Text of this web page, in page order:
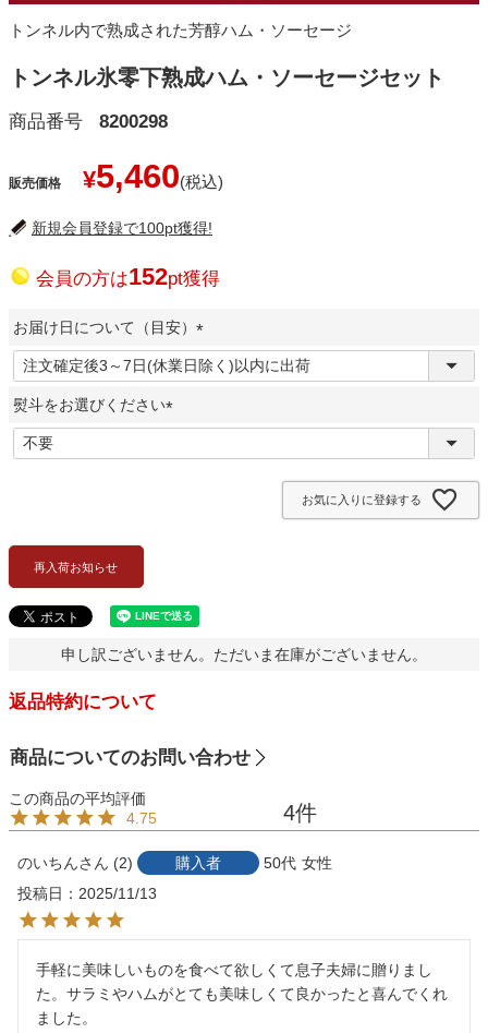
トンネル内で熟成された芳醇ハム・ソーセージ
トンネル氷零下熟成ハム・ソーセージセット
商品番号 8200298
販売価格 ¥5,460
新規会員登録で100pt獲得!
会員の方は152pt獲得
お届け日について（目安）
(
必
)
熨斗をお選びください
必
お気に入りに登録する
再入荷お知らせ
申し訳ございません。ただいま在庫がございません。
返品特約について
商品についてのお問い合わせ
4.75 4
のいちん 2 購入者 50代 女性
投稿日
2025/11/13
手軽に美味しいものを食べて欲しくて息子夫婦に贈りまし
た。サラミやハムがとても美味しくて良かったと喜んでくれ
ました。